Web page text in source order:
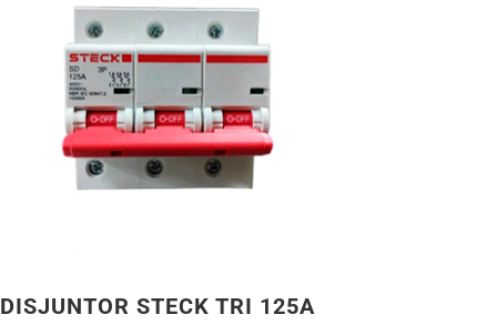
DISJUNTOR STECK TRI 125A